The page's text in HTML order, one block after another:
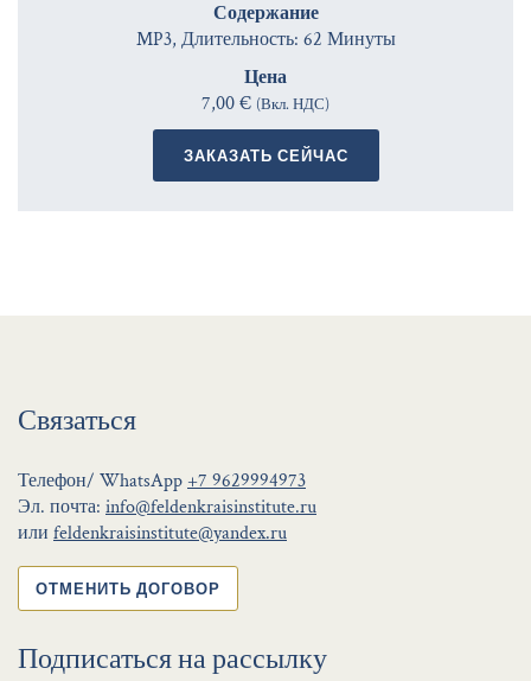
Содержание
MP3, Длительность: 62 Минуты
Цена
7,00 € (Вкл. НДС)
ЗАКАЗАТЬ СЕЙЧАС
Связаться
Телефон/ WhatsApp +7 9629994973
Эл. почта: info@feldenkraisinstitute.ru
или feldenkraisinstitute@yandex.ru
ОТМЕНИТЬ ДОГОВОР
Подписаться на рассылку